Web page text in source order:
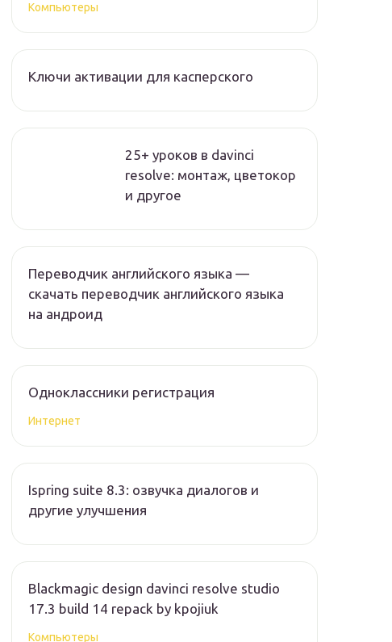
Компьютеры
Ключи активации для касперского
25+ уроков в davinci
resolve: монтаж, цветокор
и другое
Переводчик английского языка —
скачать переводчик английского языка
на андроид
Одноклассники регистрация
Интернет
Ispring suite 8.3: озвучка диалогов и
другие улучшения
Blackmagic design davinci resolve studio
17.3 build 14 repack by kpojiuk
Компьютеры